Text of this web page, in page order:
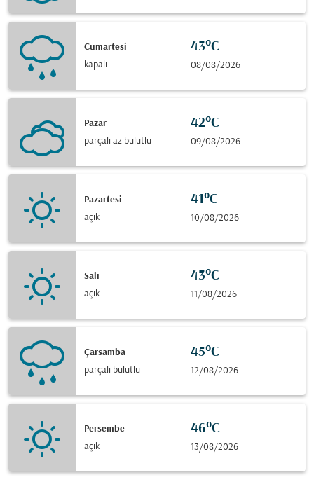
Cumartesi
kapalı
43°C
08/08/2026
Pazar
parçalı az bulutlu
42°C
09/08/2026
Pazartesi
açık
41°C
10/08/2026
Salı
açık
43°C
11/08/2026
Çarsamba
parçalı bulutlu
45°C
12/08/2026
Persembe
açık
46°C
13/08/2026